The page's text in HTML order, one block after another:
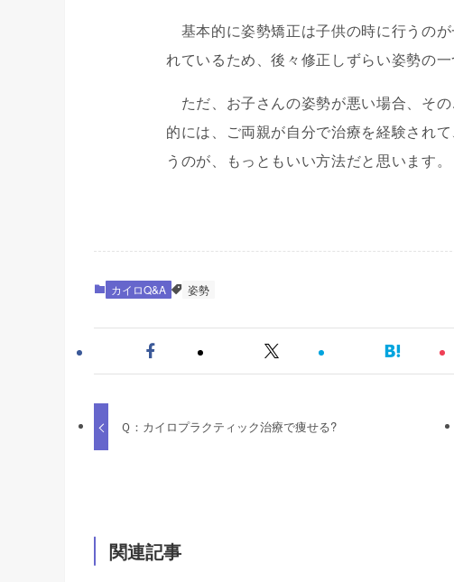
基本的に姿勢矯正は子供の時に行うの
れているため、後々修正しずらい姿勢の一
ただ、お子さんの姿勢が悪い場合、そ
的には、ご両親が自分で治療を経験され
うのが、もっともいい方法だと思います。
カイロQ&A 姿勢
Ｑ：カイロプラクティック治療で痩せる?
関連記事